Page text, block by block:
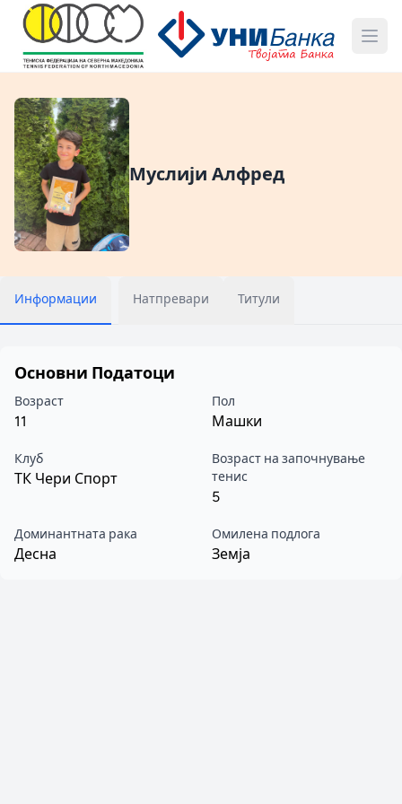
Муслији Алфред
Информации Натпревари Титули
Основни Податоци
Возраст
11
Пол
Машки
Клуб
ТК Чери Спорт
Возраст на започнување
тенис
5
Доминантната рака
Десна
Омилена подлога
Земја